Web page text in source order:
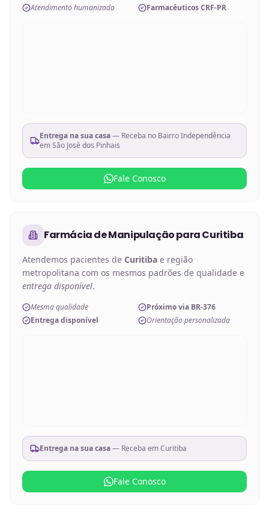
Atendimento humanizado Farmacêuticos CRF-PR
Entrega na sua casa— Receba no Bairro Independência
em São José dos Pinhais
Fale Conosco
Farmácia de ManipulaçãoparaCuritiba
Atendemos pacientes de Curitiba e região
metropolitana com os mesmos padrões de qualidade e
entrega disponível.
Mesma qualidade
Próximo via BR-376
Entrega disponível
Orientação personalizada
Entrega na sua casa— Receba emCuritiba
Fale Conosco